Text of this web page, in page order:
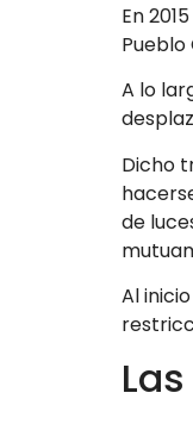
En
Pueblo
A lo
Dicho
de
Al